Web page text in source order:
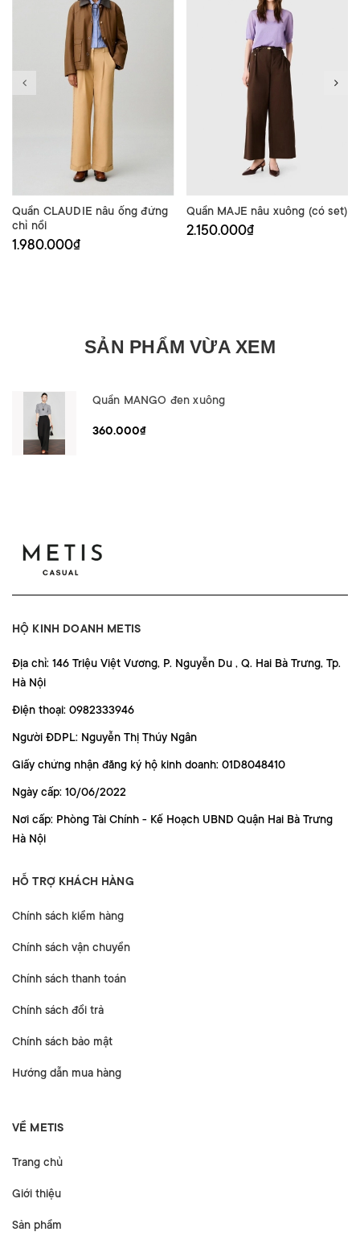
Quần CLAUDIE nâu ống đứng
chỉ nổi
1.980.000₫
Quần MAJE nâu xuông (có set)
2.150.000₫
SẢN PHẨM VỪA XEM
Quần MANGO đen xuông
360.000₫
HỘ KINH DOANH METIS
Địa chỉ: 146 Triệu Việt Vương, P. Nguyễn Du , Q. Hai Bà Trưng, Tp.
Hà Nội
Điện thoại: 0982333946
Người ĐDPL: Nguyễn Thị Thúy Ngân
Giấy chứng nhận đăng ký hộ kinh doanh: 01D8048410
Ngày cấp: 10/06/2022
Nơi cấp: Phòng Tài Chính - Kế Hoạch UBND Quận Hai Bà Trưng
Hà Nội
HỖ TRỢ KHÁCH HÀNG
Chính sách kiểm hàng
Chính sách vận chuyển
Chính sách thanh toán
Chính sách đổi trả
Chính sách bảo mật
Hướng dẫn mua hàng
VỀ METIS
Trang chủ
Giới thiệu
Sản phẩm